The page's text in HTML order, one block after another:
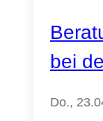
bei
Do.,